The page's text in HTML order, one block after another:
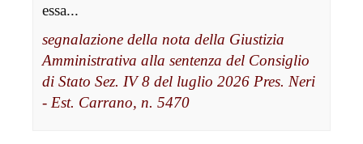
essa...
segnalazione della nota della Giustizia
Amministrativa alla sentenza del Consiglio
di Stato Sez. IV 8 del luglio 2026 Pres. Neri
- Est. Carrano, n. 5470